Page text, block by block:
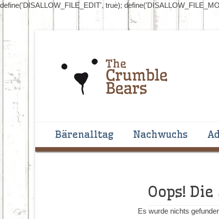
define('DISALLOW_FILE_EDIT', true);
The
Primäres Menü
Inhalt
springen
Bärenalltag Nachwuchs
Oops!
Es wurde nichts